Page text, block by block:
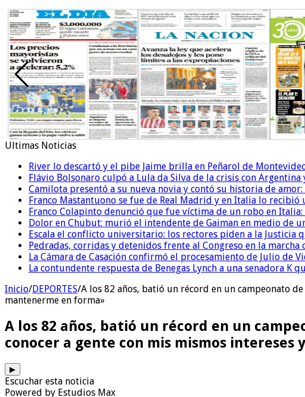
Ultimas Noticias
River lo descartó y el pibe Jaime brilla en Peñarol de
Flávio Bolsonaro culpó a Lula da Silva de la crisis con
Camilota presentó a su nueva novia y contó su historia de
Franco Mastantuono se fue de Real Madrid y en Italia lo
Franco Colapinto denunció que fue víctima de un robo en
Dolor en Chubut: murió el intendente de Gaiman en medio de
Escala el conflicto universitario: los rectores piden a la
Pedradas, corridas y detenidos frente al Congreso en la
La Cámara de Casación confirmó el procesamiento de Julio de
La contundente respuesta de Benegas Lynch a una senadora
Inicio/DEPORTES/A los 82 años, batió un récord en un campeonato
mantenerme en forma»
A los 82 años, batió un récord en un
conocer a gente con mis mismos intereses
▶
Escuchar esta noticia
Powered by Estudios Max